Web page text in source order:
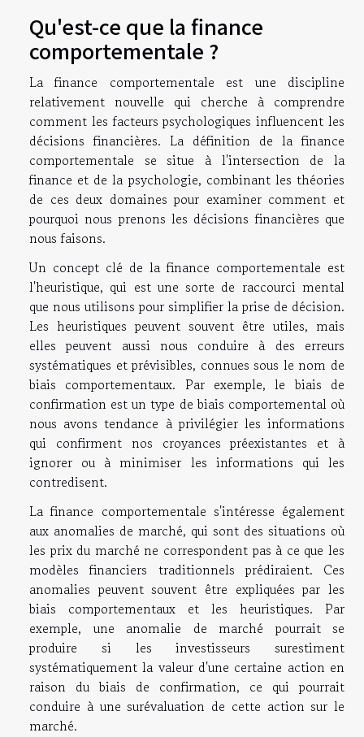
Qu'est-ce que la finance
comportementale ?
La finance comportementale est une discipline
relativement nouvelle qui cherche à comprendre
comment les facteurs psychologiques influencent les
décisions financières. La définition de la finance
comportementale se situe à l'intersection de la
finance et de la psychologie, combinant les théories
de ces deux domaines pour examiner comment et
pourquoi nous prenons les décisions financières que
nous faisons.
Un concept clé de la finance comportementale est
l'heuristique, qui est une sorte de raccourci mental
que nous utilisons pour simplifier la prise de décision.
Les heuristiques peuvent souvent être utiles, mais
elles peuvent aussi nous conduire à des erreurs
systématiques et prévisibles, connues sous le nom de
biais comportementaux. Par exemple, le biais de
confirmation est un type de biais comportemental où
nous avons tendance à privilégier les informations
qui confirment nos croyances préexistantes et à
ignorer ou à minimiser les informations qui les
contredisent.
La finance comportementale s'intéresse également
aux anomalies de marché, qui sont des situations où
les prix du marché ne correspondent pas à ce que les
modèles financiers traditionnels prédiraient. Ces
anomalies peuvent souvent être expliquées par les
biais comportementaux et les heuristiques. Par
exemple, une anomalie de marché pourrait se
produire si les investisseurs surestiment
systématiquement la valeur d'une certaine action en
raison du biais de confirmation, ce qui pourrait
conduire à une surévaluation de cette action sur le
marché.